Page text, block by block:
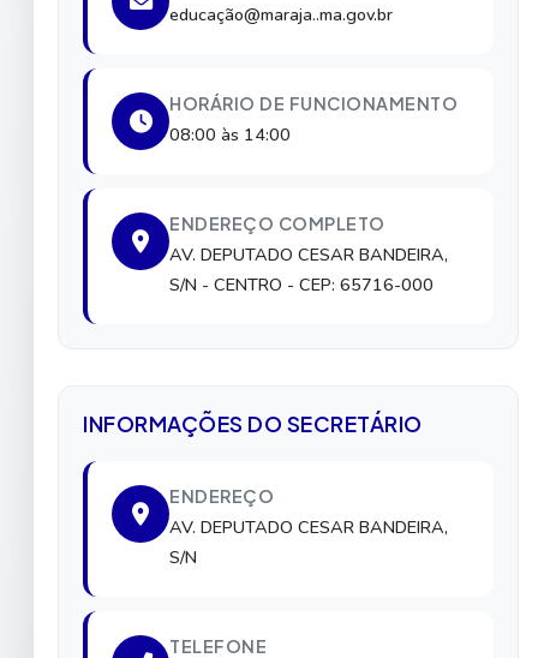
educação@maraja..ma.gov.br
HORÁRIO DE FUNCIONAMENTO
08:00 às 14:00
ENDEREÇO COMPLETO
AV. DEPUTADO CESAR BANDEIRA,
S/N - CENTRO - CEP: 65716-000
INFORMAÇÕES DO SECRETÁRIO
ENDEREÇO
AV. DEPUTADO CESAR BANDEIRA,
S/N
TELEFONE